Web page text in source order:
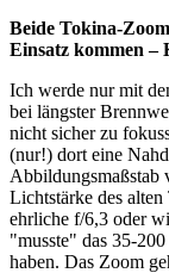
Beide Tokina-
Einsatz kommen
Ich werde nur mit
bei längster
nicht sicher zu
(nur!) dort eine
Abbildungsmaßstab
Lichtstärke des
ehrliche f/6,3 oder
"musste" das 35-
haben. Das Zoom